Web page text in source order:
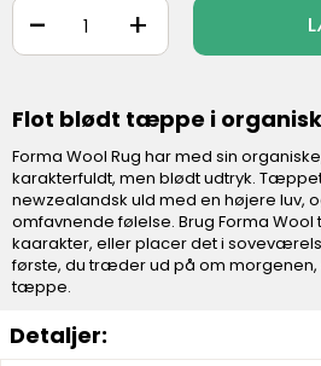
+
-
Flot blødt tæppe i
Forma Wool Rug har med sin
karakterfuldt, men blødt udtryk.
newzealandsk uld med en højere luv,
omfavnende følelse. Brug Forma
kaarakter, eller placer det i
første, du træder ud på om
tæppe.